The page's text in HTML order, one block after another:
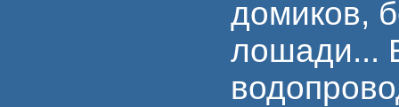
домиков,
лошади...